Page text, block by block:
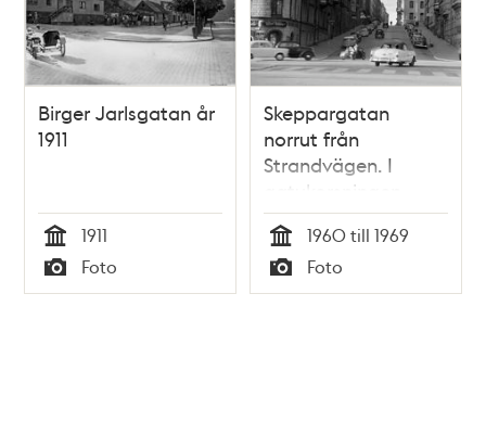
Birger Jarlsgatan år
1911
Tid
1911
Typ
Foto
Skeppargatan
norrut från
Strandvägen. I
gatukorsningen
passerar en
motorcykel med
sidovagn
Tid
1960 till 1969
Typ
Foto